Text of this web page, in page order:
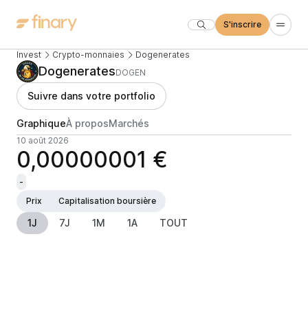
S'inscrire
Invest Crypto-monnaies Dogenerates
DogeneratesDOGEN
Suivre dans votre portfolio
GraphiqueÀ proposMarchés
10 août 2026
0,00000001 €
-
Prix
Capitalisation boursière
1J 7J 1M 1A TOUT